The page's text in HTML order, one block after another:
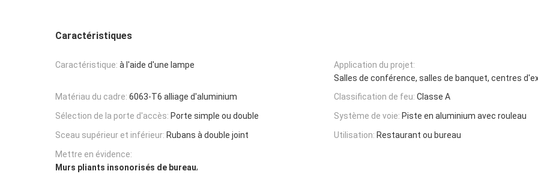
Caractéristiques
Caractéristique: à l'aide d'une lampe
Application du projet:
Salles de conférence, salles de banquet, centres
Matériau du cadre: 6063-T6 alliage d'aluminium Classification de feu: Classe A
Sélection de la porte d'accès: Porte simple ou double Système de voie: Piste en aluminium avec rouleau
Sceau supérieur et inférieur: Rubans à double joint Utilisation: Restaurant ou bureau
Mettre en évidence:
Murs pliants insonorisés de bureau,